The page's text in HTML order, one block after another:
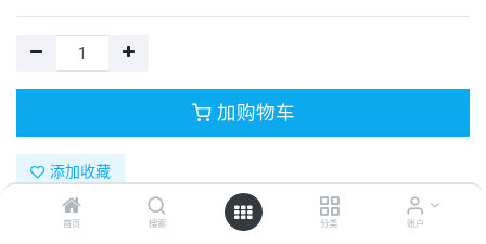
首页 搜索 分类 账户
加购物车
添加收藏